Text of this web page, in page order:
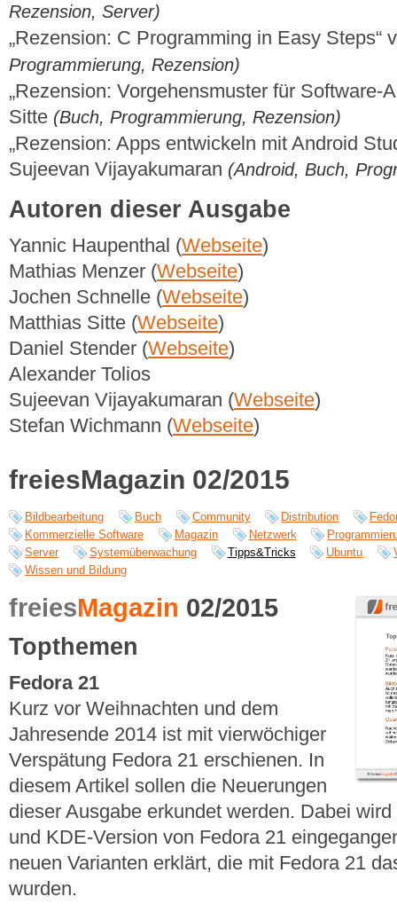
Rezension, Server)
„Rezension: C Programming in Easy Steps“
Programmierung, Rezension)
„Rezension: Vorgehensmuster für Software-
Sitte (Buch, Programmierung, Rezension)
„Rezension: Apps entwickeln mit Android
Sujeevan Vijayakumaran (Android, Buch,
Autoren dieser Ausgabe
Yannic Haupenthal (Webseite)
Mathias Menzer (Webseite)
Jochen Schnelle (Webseite)
Matthias Sitte (Webseite)
Daniel Stender (Webseite)
Alexander Tolios
Sujeevan Vijayakumaran (Webseite)
Stefan Wichmann (Webseite)
freiesMagazin 02/2015
Bildbearbeitung Buch Community Distribution
Kommerzielle Software
Magazin Netzwerk
Server
Systemüberwachung Tipps&Tricks Ubuntu
Wissen und Bildung
freiesMagazin 02/2015
Topthemen
Fedora 21
Kurz vor Weihnachten und dem
Jahresende 2014 ist mit vierwöchiger
Verspätung Fedora 21 erschienen. In
diesem Artikel sollen die Neuerungen
dieser Ausgabe erkundet werden. Dabei
und KDE-Version von Fedora 21
neuen Varianten erklärt, die mit Fedora 21
wurden.